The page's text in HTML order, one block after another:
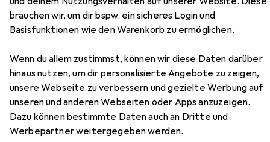
brauchen wir, um dir bspw. ein sicheres Login und
Basisfunktionen wie den Warenkorb zu ermöglichen.
Wenn du allem zustimmst, können wir diese Daten darüber
hinaus nutzen, um dir personalisierte Angebote zu zeigen,
unsere Webseite zu verbessern und gezielte Werbung auf
unseren und anderen Webseiten oder Apps anzuzeigen.
Dazu können bestimmte Daten auch an Dritte und
Werbepartner weitergegeben werden.
Zubehör für Kaba Gehäuse
Doppelzylinder RZ Modular Typ
2215-1
Hier findest du passendes Zubehör zum Produkt Kaba